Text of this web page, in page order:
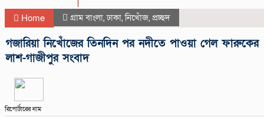
Home গ্রাম বাংলা,ঢাকা,নিখোঁজ, প্রচ্ছদ
গজারিয়া নিখোঁজের তিনদিন পর নদীতে পাওয়া গেল ফারুকের
লাশ-গাজীপুর সংবাদ
রিপোর্টারের নাম